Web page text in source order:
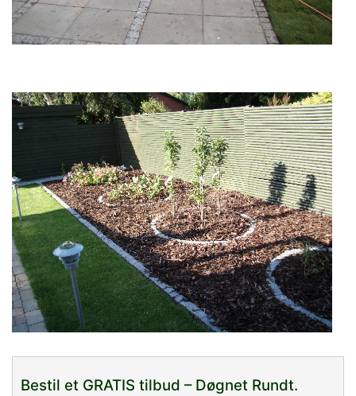
Bestil et GRATIS tilbud – Døgnet Rundt.